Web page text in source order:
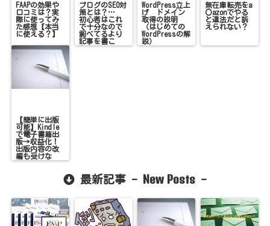
FAAPの効果や
口コミは？実
際に使ってみ
た感想【本当
に使える？】
ブログのSEO対
策とは？…
初心者はこれ
で十分なので
調べてるより
記事を書こ
う！
WordPress立上
げ ドメイン
取得の説明
（はじめての
WordPressの解
説）
無在庫転売をa
〇azonでやる
と違法だと訴
えられない？
【簡単に出版
可能】Kindle
で電子書籍出
版→収益化！
出版内容の改
編も受けな
い！
最新記事 - New Posts -